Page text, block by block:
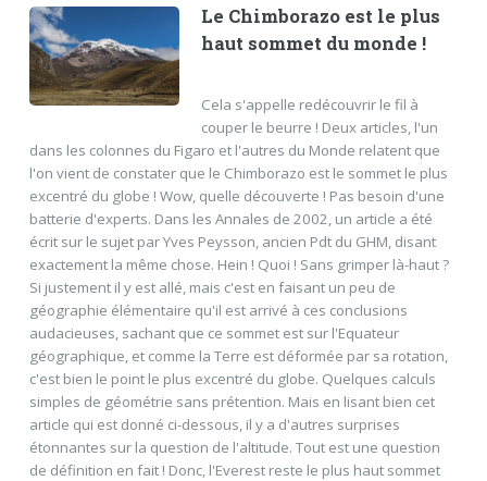
Le Chimborazo est le plus
haut sommet du monde !
Cela s'appelle redécouvrir le fil à
couper le beurre ! Deux articles, l'un
dans les colonnes du Figaro et l'autres du Monde relatent que
l'on vient de constater que le Chimborazo est le sommet le plus
excentré du globe ! Wow, quelle découverte ! Pas besoin d'une
batterie d'experts. Dans les Annales de 2002, un article a été
écrit sur le sujet par Yves Peysson, ancien Pdt du GHM, disant
exactement la même chose. Hein ! Quoi ! Sans grimper là-haut ?
Si justement il y est allé, mais c'est en faisant un peu de
géographie élémentaire qu'il est arrivé à ces conclusions
audacieuses, sachant que ce sommet est sur l'Equateur
géographique, et comme la Terre est déformée par sa rotation,
c'est bien le point le plus excentré du globe. Quelques calculs
simples de géométrie sans prétention. Mais en lisant bien cet
article qui est donné ci-dessous, il y a d'autres surprises
étonnantes sur la question de l'altitude. Tout est une question
de définition en fait ! Donc, l'Everest reste le plus haut sommet